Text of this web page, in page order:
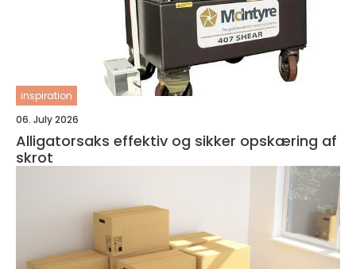
inspiration
06. July 2026
Alligatorsaks effektiv og sikker opskæring af
skrot